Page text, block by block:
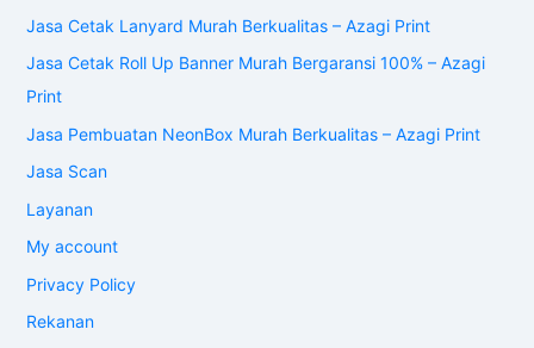
Jasa Cetak Lanyard Murah Berkualitas – Azagi Print
Jasa Cetak Roll Up Banner Murah Bergaransi 100% – Azagi
Print
Jasa Pembuatan NeonBox Murah Berkualitas – Azagi Print
Jasa Scan
Layanan
My account
Privacy Policy
Rekanan